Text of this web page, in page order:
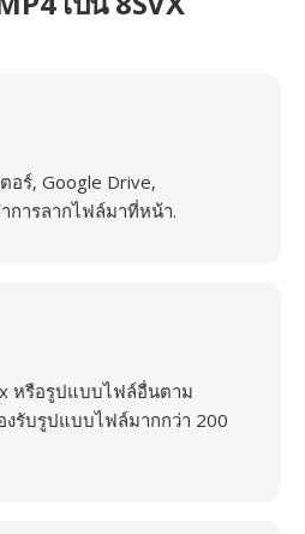
อร์, Google Drive,
การลากไฟล์มาที่หน้า.
หรือรูปแบบไฟล์อื่นตาม
งรับรูปแบบไฟล์มากกว่า 200